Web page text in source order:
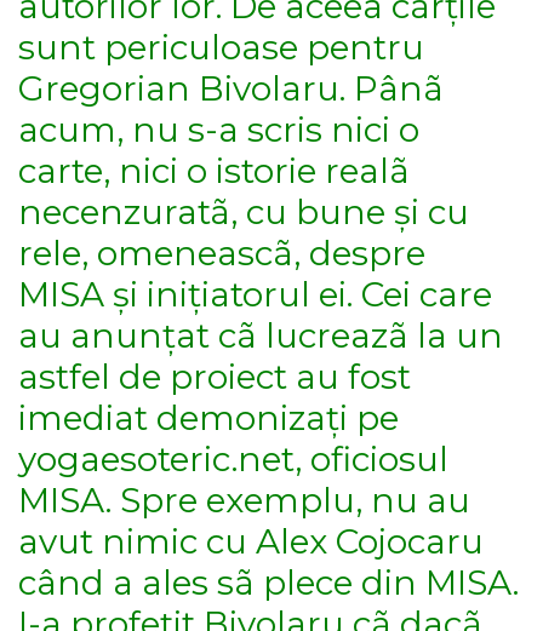
sunt periculoase pentru
Gregorian Bivolaru. Pânã
acum, nu s-a scris nici o
carte, nici o istorie realã
necenzuratã, cu bune și cu
rele, omeneascã, despre
MISA și inițiatorul ei. Cei care
au anunțat cã lucreazã la un
astfel de proiect au fost
imediat demonizați pe
yogaesoteric.net, oficiosul
MISA. Spre exemplu, nu au
avut nimic cu Alex Cojocaru
când a ales sã plece din MISA.